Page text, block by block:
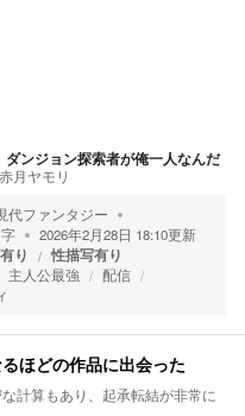
ンジョン探索者が俺一人なんだ
赤月ヤモリ
代ファンタジー
2026年2月28日 18:10更新
り 性描写有り
主人公最強
配信
ほどの作品に出会った
計算もあり、起承転結が非常に